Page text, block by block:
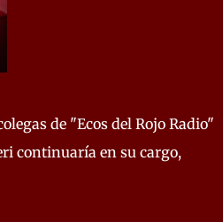
de "Ecos del Rojo Radio"
continuaría en su cargo,